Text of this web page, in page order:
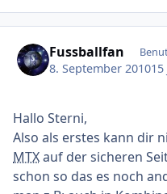
Fussballfan
8. September 201015
Hallo Sterni,
Also als erstes kann dir
MTXauf der sicheren
schon so das es noch